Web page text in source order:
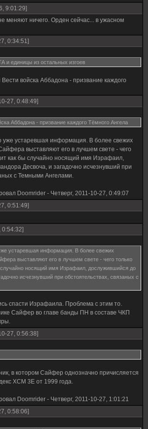
9:01:29]
меняют ничего. Орден сейчас... в ужасном
0:34:51]
и единицы из остальных изгоев
войска Аббадона - призвание каждого
27, 0:48:49]
Аббадона - призвание каждого Тёмного Ангела
уже устаревшая информация. В более свежих
выставляют его в лучшем свете - чего
как бы случайно носящий имя Израфаил,
Десвоча, и загадочно исчезнувший при
с Темными Ангелами.
Doomrider - Четверг, 2011-10-27, 0:49:07
0:51:49]
0:54:32]
устаревшая информация. В более свежих
выставляют его в лучшем свете - чего только
носящий имя Израфаил, дослужившийся до
исчезнувший при обстоятельствах, связаных с
спасти Израфаила. Проблема с этим то.
Сайфер во главе банды ПН в составе ЧКП
27, 0:56:38]
в котором Сайфер однозначно причисляется
ХСМ 3Е от 1999 года.
Doomrider - Четверг, 2011-10-27, 1:01:21
0:58:06]